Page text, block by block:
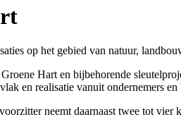
op het gebied van natuur,
Hart en bijbehorende
en realisatie vanuit ondernemers en
neemt daarnaast twee tot vier